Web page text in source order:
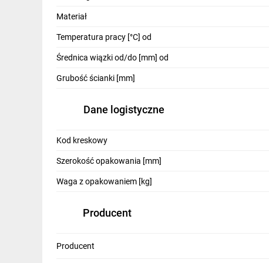
Inne
Budowa i Remont
Materiał
Temperatura pracy [°C] od
Średnica wiązki od/do [mm] od
Grubość ścianki [mm]
Dane logistyczne
Kod kreskowy
Szerokość opakowania [mm]
Waga z opakowaniem [kg]
Producent
Producent